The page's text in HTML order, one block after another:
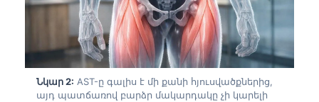
Նկար 2: AST-ը գալիս է մի քանի հյուսվածքներից,
այդ պատճառով բարձր մակարդակը չի կարելի